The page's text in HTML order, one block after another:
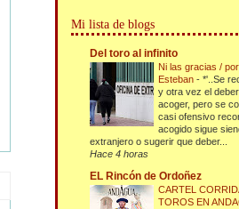
Mi lista de blogs
Del toro al infinito
Ni las gracias /
Esteban-*'..Se
y otra vez el
acoger, pero se
casi ofensivo
acogido sigue
extranjero o sugerir que deber...
Hace 4 horas
EL Rincón de Ordoñez
CARTEL
TOROS EN